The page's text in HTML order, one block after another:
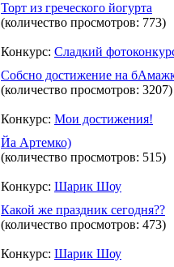
Торт из греческого йогурта
(количество просмотров: 773)
Конкурс: Сладкий
Собсно достижение на
(количество просмотров: 3207)
Конкурс: Мои достижения!
Йа Артемко)
(количество просмотров: 515)
Конкурс: Шарик Шоу
Какой же праздник сегодня??
(количество просмотров: 473)
Конкурс: Шарик Шоу